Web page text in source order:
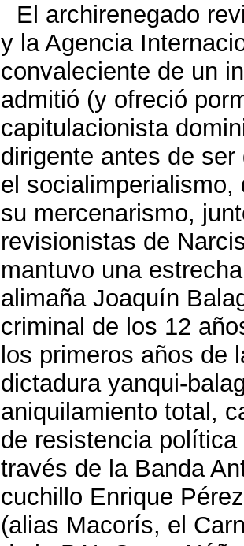
El archirenegado
y la Agencia
convaleciente de un
admitió (y ofreció
capitulacionista
dirigente antes de
el socialimperialismo,
su mercenarismo,
revisionistas de
mantuvo una
alimaña Joaquín
criminal de los 12
los primeros años de
dictadura yanqui-
aniquilamiento total,
de resistencia
través de la Banda
cuchillo Enrique
(alias Macorís, el